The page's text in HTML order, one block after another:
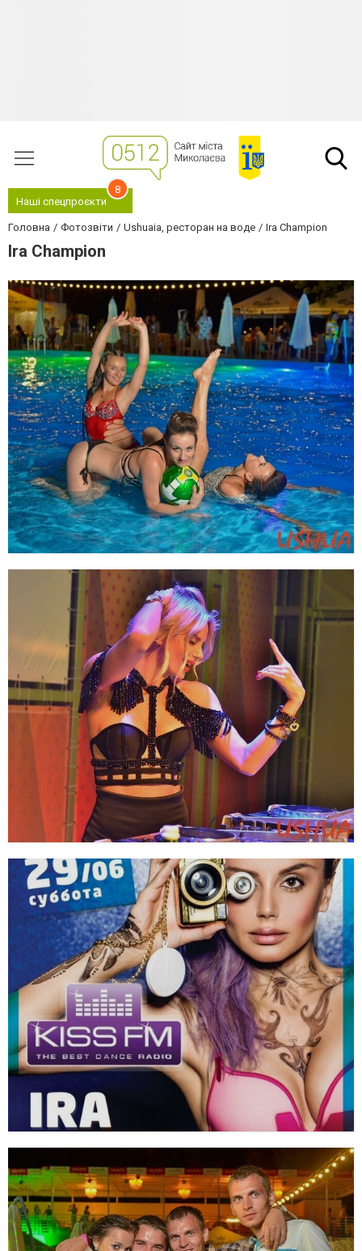
Наші спецпроєкти
8
Головна Фотозвіти Ushuaia, ресторан на воде Ira Champion
Ira Champion